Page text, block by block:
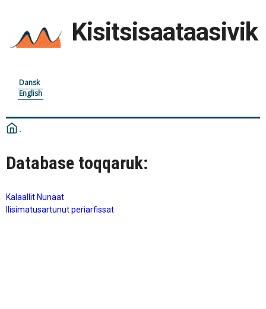
Kisitsisaataasivik
Dansk
English
Database toqqaruk:
Kalaallit Nunaat
Ilisimatusartunut periarfissat